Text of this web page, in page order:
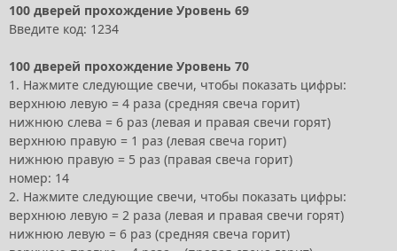
100 дверей прохождение Уровень 69
Введите код: 1234
100 дверей прохождение Уровень 70
1. Нажмите следующие свечи, чтобы показать цифры:
верхнюю левую = 4 раза (средняя свеча горит)
нижнюю слева = 6 раз (левая и правая свечи горят)
верхнюю правую = 1 раз (левая свеча горит)
нижнюю правую = 5 раз (правая свеча горит)
номер: 14
2. Нажмите следующие свечи, чтобы показать цифры:
верхнюю левую = 2 раза (левая и правая свечи горят)
нижнюю левую = 6 раз (средняя свеча горит)